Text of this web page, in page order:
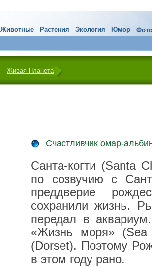
Животные Растения Экология Юмор
Живая Планета
Счастливчик омар-
Санта-когти (Santa
по созвучию с
преддверие
сохранили жизнь.
передал в
«Жизнь моря» (Sea
(Dorset). Поэтому
в этом году рано.